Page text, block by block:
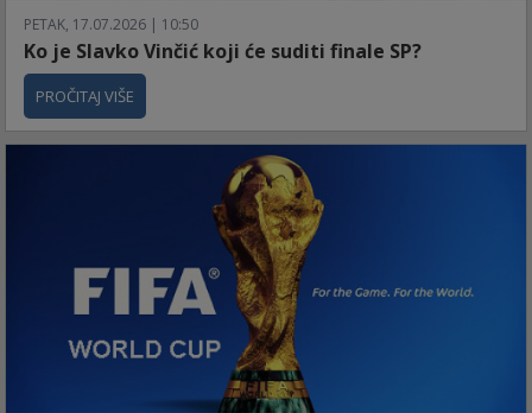
PETAK, 17.07.2026 | 10:50
Ko je Slavko Vinčić koji će suditi finale SP?
PROČITAJ VIŠE